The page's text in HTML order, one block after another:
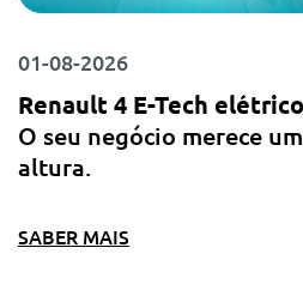
01-08-2026
Renault 4 E-Tech
O seu negócio merece
altura.
SABER MAIS